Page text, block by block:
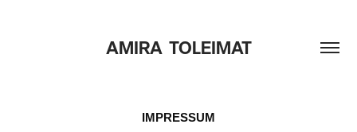
AMIRA  TOLEIMAT
IMPRESSUM